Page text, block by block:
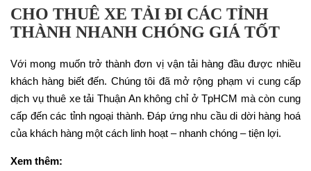
CHO THUÊ XE TẢI ĐI CÁC TỈNH
THÀNH NHANH CHÓNG GIÁ TỐT
Với mong muốn trở thành đơn vị vận tải hàng đầu được nhiều
khách hàng biết đến. Chúng tôi đã mở rộng phạm vi cung cấp
dịch vụ thuê xe tải Thuận An không chỉ ở TpHCM mà còn cung
cấp đến các tỉnh ngoại thành. Đáp ứng nhu cầu di dời hàng hoá
của khách hàng một cách linh hoạt – nhanh chóng – tiện lợi.
Xem thêm: